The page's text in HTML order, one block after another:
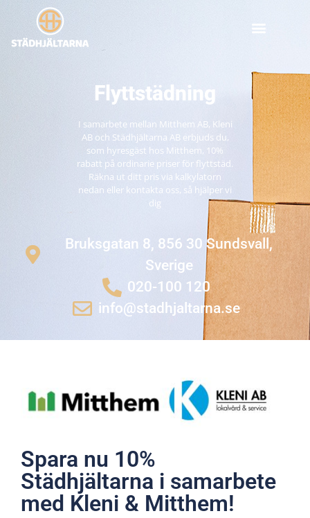
Flyttstädning
I samarbete mellan Mitthem AB, Kleni
AB och Städhjältarna AB erbjuds du,
som hyresgäst hos Mitthem, 10%
rabatt på ordinarie priser för flyttstäd.
Räkna ut ditt pris via kalkylatorn
nedan eller kontakta oss, så hjälper vi
dig
Bruksgatan 8, 856 30 Sundsvall,
Sverige
020-100 120
info@stadhjaltarna.se
Spara nu 10%
Städhjältarna i samarbete
med Kleni & Mitthem!